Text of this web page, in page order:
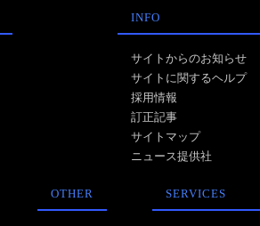
INFO
サイトからのお知らせ
サイトに関するヘルプ
採用情報
訂正記事
サイトマップ
ニュース提供社
OTHER SERVICES